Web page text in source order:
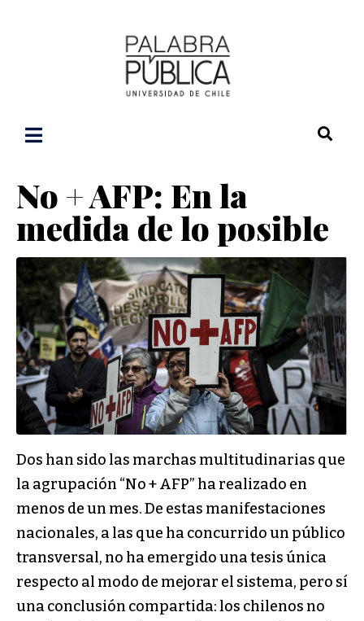
No + AFP: En la
medida de lo posible
Dos han sido las marchas multitudinarias que
la agrupación “No + AFP” ha realizado en
menos de un mes. De estas manifestaciones
nacionales, a las que ha concurrido un público
transversal, no ha emergido una tesis única
respecto al modo de mejorar el sistema, pero sí
una conclusión compartida: los chilenos no